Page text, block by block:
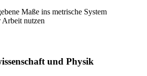
Maße ins metrische System
Arbeit nutzen
und Physik